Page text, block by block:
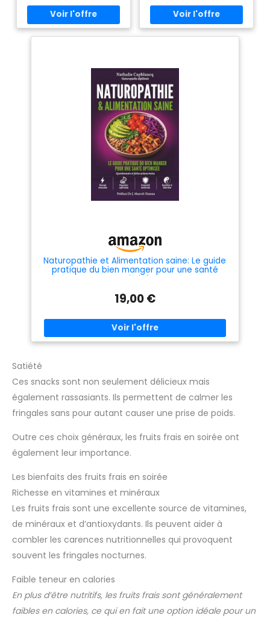
Naturopathie et Alimentation saine: Le guide
pratique du bien manger pour une santé
optimisée
19,00 €
Satiété
Ces snacks sont non seulement délicieux mais
également rassasiants. Ils permettent de calmer les
fringales sans pour autant causer une prise de poids.
Outre ces choix généraux, les fruits frais en soirée ont
également leur importance.
Les bienfaits des fruits frais en soirée
Richesse en vitamines et minéraux
Les fruits frais sont une excellente source de vitamines,
de minéraux et d’antioxydants. Ils peuvent aider à
combler les carences nutritionnelles qui provoquent
souvent les fringales nocturnes.
Faible teneur en calories
En plus d’être nutritifs, les fruits frais sont généralement
faibles en calories, ce qui en fait une option idéale pour un